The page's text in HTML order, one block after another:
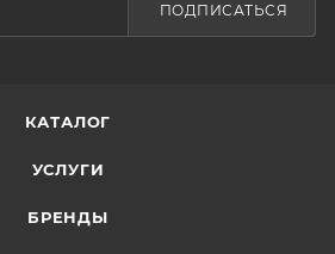
ПОДПИСАТЬСЯ
КАТАЛОГ
УСЛУГИ
БРЕНДЫ